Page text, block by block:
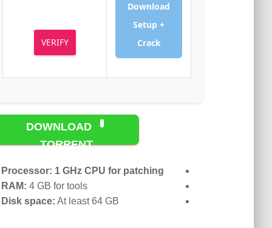
Download
Setup +
VERIFY
DOWNLOAD
TORRENT
Processor:1 GHz CPU for patching
RAM: 4 GB for tools
Disk space:At least 64 GB